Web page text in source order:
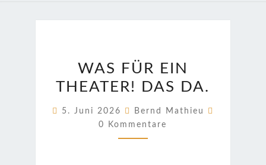
FÜR
EIN
DAS
DA.
WAS FÜR EIN
THEATER! DAS DA.
5. Juni 2026 Bernd Mathieu
0 Kommentare